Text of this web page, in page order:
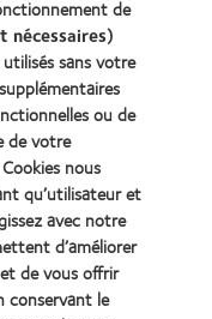
Factory
Awards
(2011)
de
nécessaires)
sans votre
ou de
de votre
nous
qu’utilisateur et
avec notre
d’améliorer
de vous offrir
conservant le